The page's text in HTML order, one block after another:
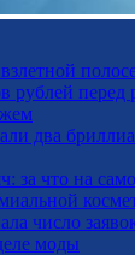
рублей перед
два
за что на
число
моды